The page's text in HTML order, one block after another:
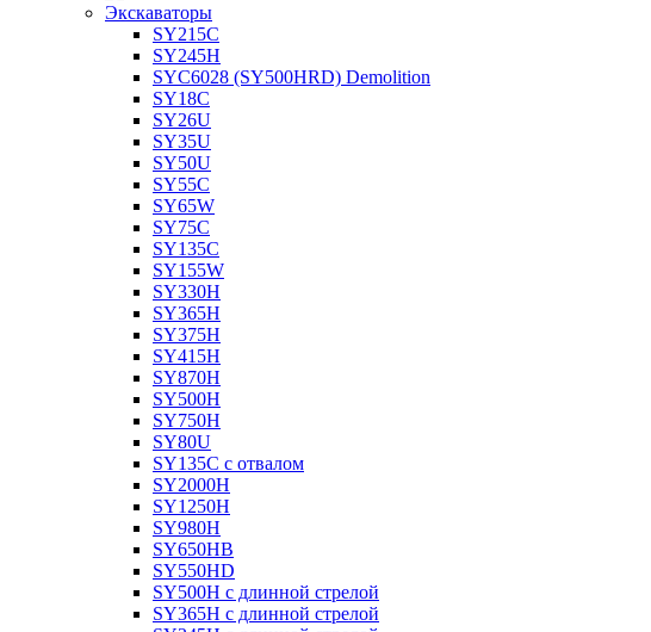
Экскаваторы
SY215C
SY245H
SYC6028 (SY500HRD) Demolition
SY18C
SY26U
SY35U
SY50U
SY55C
SY65W
SY75C
SY135C
SY155W
SY330H
SY365H
SY375H
SY415H
SY870H
SY500H
SY750H
SY80U
SY135C с отвалом
SY2000H
SY1250H
SY980H
SY650HB
SY550HD
SY500H с длинной стрелой
SY365H с длинной стрелой